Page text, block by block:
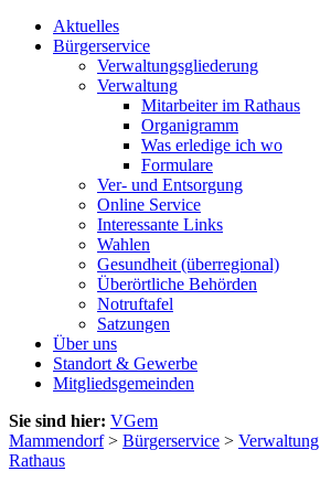
Aktuelles
Bürgerservice
Verwaltungsgliederung
Verwaltung
Mitarbeiter im Rathaus
Organigramm
Was erledige ich wo
Formulare
Ver- und Entsorgung
Online Service
Interessante Links
Wahlen
Gesundheit (überregional)
Überörtliche Behörden
Notruftafel
Satzungen
Über uns
Standort & Gewerbe
Mitgliedsgemeinden
Sie sind hier: VGem
Mammendorf> Bürgerservice > Verwaltung
Rathaus